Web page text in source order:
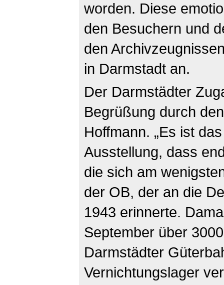
worden. Diese
den Besuchern und
den
in Darmstadt an.
Der Darmstädter
Begrüßung durch
Hoffmann. „Es ist
Ausstellung, dass
die sich am
der OB, der an die
1943 erinnerte.
September über
Darmstädter
Vernichtungslager